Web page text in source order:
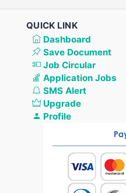
QUICK LINK
Dashboard
Save Document
Job Circular
Application Jobs
SMS Alert
Upgrade
Profile